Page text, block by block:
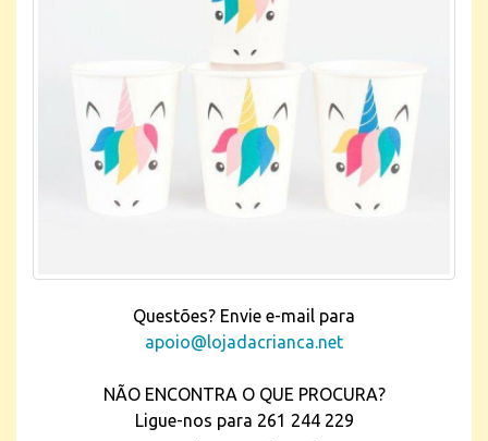
Questões? Envie e-mail para
apoio@lojadacrianca.net
NÃO ENCONTRA O QUE PROCURA?
Ligue-nos para 261 244 229